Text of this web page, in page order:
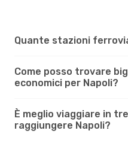
Quante stazioni
Come posso trovare
economici per Napoli?
È meglio viaggiare in
raggiungere Napoli?